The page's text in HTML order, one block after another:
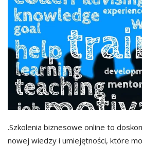
.Szkolenia biznesowe online to
nowej wiedzy i umiejętności, które